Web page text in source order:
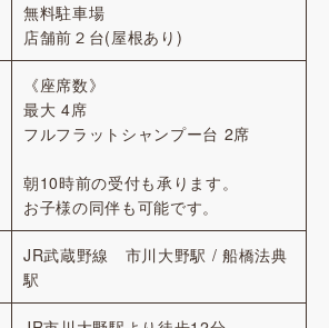
無料駐車場
店舗前２台(屋根あり)
《座席数》
最大 4席
フルフラットシャンプー台 2席
朝10時前の受付も承ります。
お子様の同伴も可能です。
JR武蔵野線 市川大野駅 / 船橋法典
駅